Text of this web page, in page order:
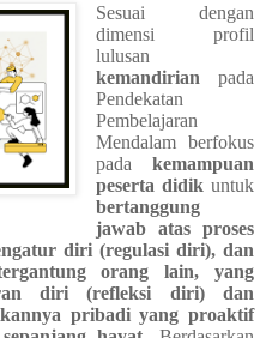
Sesuai dengan
dimensi profil
lulusan
kemandirian pada
Pendekatan
Pembelajaran
Mendalam berfokus
pada kemampuan
peserta didikuntuk
bertanggung
jawab atas proses
diri (regulasi diri), dan
orang lain, yang
diri (refleksi diri) dan
pribadi yang proaktif